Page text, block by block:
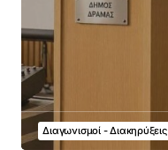
Διαγωνισμοί - Διακηρύξεις